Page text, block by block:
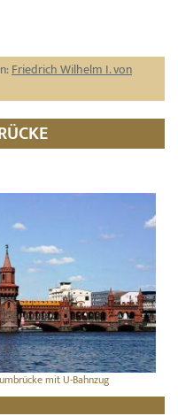
Friedrich Wilhelm I. von
mit U-Bahnzug